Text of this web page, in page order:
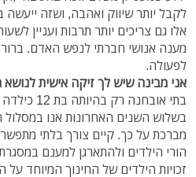
לקבל יותר שיווק ואהבה, ושזה
אלו גם צריכים יותר תרבות ועניין
מענה אנושי חברתי לנפש האדם.
לפעולה.
אני מבינה שיש לך זיקה אישית לנושא
בתי
בשלוש השנים האחרונות אנו במסלול
מברכת על כך. קיים צורך בלתי
הורי הילדים ולהתארגן למענם
זכויות הילדים של החינוך המיוחד